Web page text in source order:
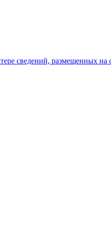
сведений, размещенных на